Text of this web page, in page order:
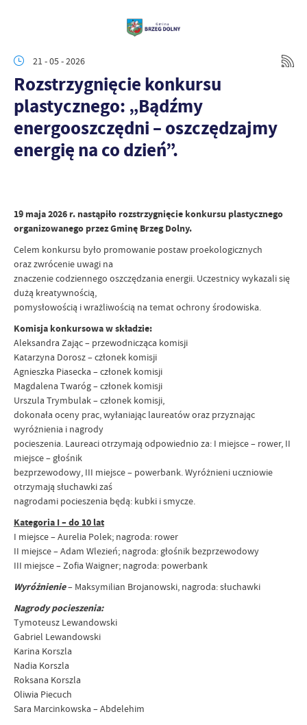
21 - 05 - 2026
Rozstrzygnięcie konkursu
plastycznego: „Bądźmy
energooszczędni – oszczędzajmy
energię na co dzień”.
19 maja 2026 r. nastąpiło rozstrzygnięcie konkursu plastycznego
organizowanego przez Gminę Brzeg Dolny.
Celem konkursu było promowanie postaw proekologicznych
oraz zwrócenie uwagi na
znaczenie codziennego oszczędzania energii. Uczestnicy wykazali się
dużą kreatywnością,
pomysłowością i wrażliwością na temat ochrony środowiska.
Komisja konkursowa w składzie:
Aleksandra Zając – przewodnicząca komisji
Katarzyna Dorosz – członek komisji
Agnieszka Piasecka – członek komisji
Magdalena Twaróg – członek komisji
Urszula Trymbulak – członek komisji,
dokonała oceny prac, wyłaniając laureatów oraz przyznając
wyróżnienia i nagrody
pocieszenia. Laureaci otrzymają odpowiednio za: I miejsce – rower, II
miejsce – głośnik
bezprzewodowy, III miejsce – powerbank. Wyróżnieni uczniowie
otrzymają słuchawki zaś
nagrodami pocieszenia będą: kubki i smycze.
Kategoria I – do 10 lat
I miejsce – Aurelia Polek; nagroda: rower
II miejsce – Adam Wlezień; nagroda: głośnik bezprzewodowy
III miejsce – Zofia Waigner; nagroda: powerbank
Wyróżnienie– Maksymilian Brojanowski, nagroda: słuchawki
Nagrody pocieszenia:
Tymoteusz Lewandowski
Gabriel Lewandowski
Karina Korszla
Nadia Korszla
Roksana Korszla
Oliwia Piecuch
Sara Marcinkowska – Abdelehim